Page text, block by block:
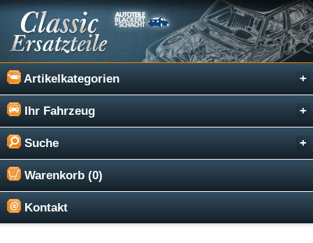
Artikelkategorien
Ihr Fahrzeug
Suche
Warenkorb (0)
Kontakt